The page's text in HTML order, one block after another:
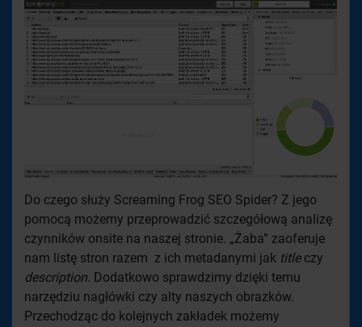
Do czego służy Screaming Frog SEO Spider? Z jego
pomocą możemy przeprowadzić szczegółową analizę
czynników onsite na naszej stronie. „Żaba” zaoferuje
nam listę stron razem z ich metadanymi jak titleczy
description. Dodatkowo sprawdzimy dzięki temu
narzędziu nagłówki czy alty naszych obrazków.
Przechodząc do kolejnych zakładek możemy